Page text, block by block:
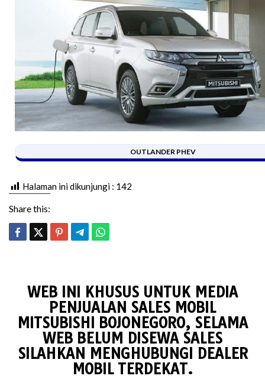
OUTLANDER PHEV
Halaman ini dikunjungi : 142
Share this:
WEB INI KHUSUS UNTUK MEDIA
PENJUALAN SALES MOBIL
MITSUBISHI BOJONEGORO, SELAMA
WEB BELUM DISEWA SALES
SILAHKAN MENGHUBUNGI DEALER
MOBIL TERDEKAT.